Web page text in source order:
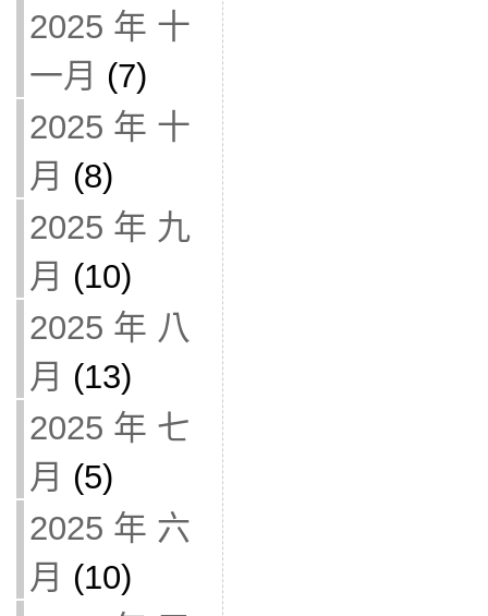
2025 年 十
一月 (7)
2025 年 十
月 (8)
2025 年 九
月 (10)
2025 年 八
月 (13)
2025 年 七
月 (5)
2025 年 六
月 (10)